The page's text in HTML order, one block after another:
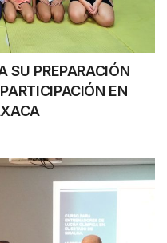
SU PREPARACIÓN
EN